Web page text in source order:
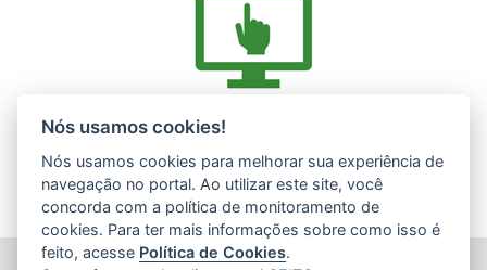
Nós usamos cookies!
Nós usamos cookies para melhorar sua experiência de
navegação no portal. Ao utilizar este site, você
concorda com a política de monitoramento de
cookies. Para ter mais informações sobre como isso é
feito, acesse Política de Cookies.